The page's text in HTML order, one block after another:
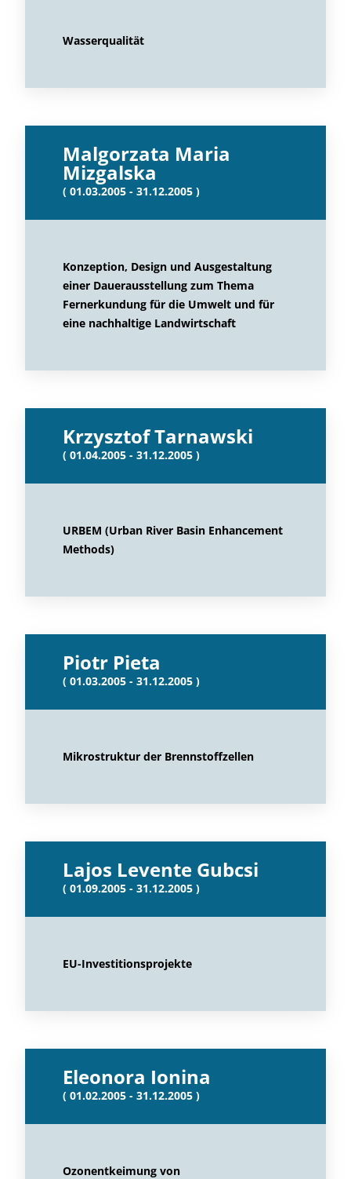
Wasserqualität
Malgorzata Maria
Mizgalska
( 01.03.2005 - 31.12.2005 )
Konzeption, Design und Ausgestaltung
einer Dauerausstellung zum Thema
Fernerkundung für die Umwelt und für
eine nachhaltige Landwirtschaft
Krzysztof Tarnawski
( 01.04.2005 - 31.12.2005 )
URBEM (Urban River Basin Enhancement
Methods)
Piotr Pieta
( 01.03.2005 - 31.12.2005 )
Mikrostruktur der Brennstoffzellen
Lajos Levente Gubcsi
( 01.09.2005 - 31.12.2005 )
EU-Investitionsprojekte
Eleonora Ionina
( 01.02.2005 - 31.12.2005 )
Ozonentkeimung von